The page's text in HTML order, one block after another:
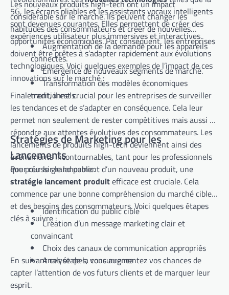
5G, les écrans pliables et les assistants vocaux intelligents
sont devenues courantes. Elles permettent de créer des
expériences utilisateur plus immersives et interactives.
Les nouveaux produits high-tech ont un impact
considérable sur le marché. Ils peuvent changer les
habitudes des consommateurs et créer de nouvelles
opportunités économiques. Par conséquent, les entreprises
doivent être prêtes à s’adapter rapidement aux évolutions
technologiques. Voici quelques exemples de l’impact de ces
innovations sur le marché :
Augmentation de la demande pour les appareils
connectés.
Émergence de nouveaux segments de marché.
Transformation des modèles économiques
traditionnels.
Finalement, il est crucial pour les entreprises de surveiller
les tendances et de s’adapter en conséquence. Cela leur
permet non seulement de rester compétitives mais aussi de
répondre aux attentes évolutives des consommateurs. Les
lancements de produits high-tech deviennent ainsi des
événements incontournables, tant pour les professionnels
que pour le grand public.
Stratégies de Marketing pour les
Lancements
Pour réussir le lancement d’un nouveau produit, une
stratégie lancement produitefficace est cruciale. Cela
commence par une bonne compréhension du marché cible
et des besoins des consommateurs. Voici quelques étapes
clés à suivre :
Identification du public cible
Création d’un message marketing clair et
convaincant
Choix des canaux de communication appropriés
Analyse de la concurrence
En suivant ces étapes, vous augmentez vos chances de
capter l’attention de vos futurs clients et de marquer leur
esprit.